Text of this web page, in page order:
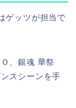
ゲッツが担当で
、銀魂 華祭
スシーンを手